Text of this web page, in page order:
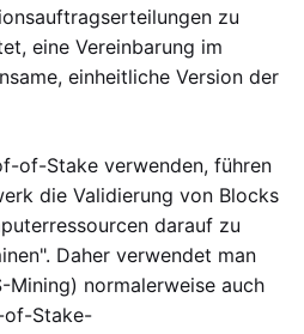
zu
eine Vereinbarung im
einheitliche Version der
of-Stake verwenden, führen
die Validierung von Blocks
darauf zu
Daher verwendet man
Mining) normalerweise auch
of-Stake-